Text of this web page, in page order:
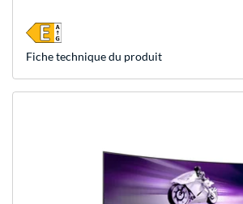
Fiche technique du produit